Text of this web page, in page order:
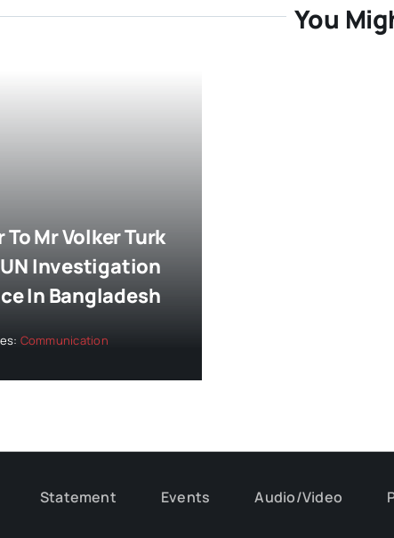
You
Mr Volker Turk
Investigation
In Bangladesh
Communication
Statement Events Audio/Video